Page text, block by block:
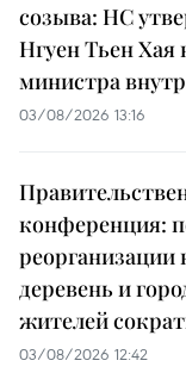
созыва: НС
Нгуен Тьен Хая
министра
03/08/2026 13:16
конференция:
реорганизации
деревень и
жителей
03/08/2026 12:42